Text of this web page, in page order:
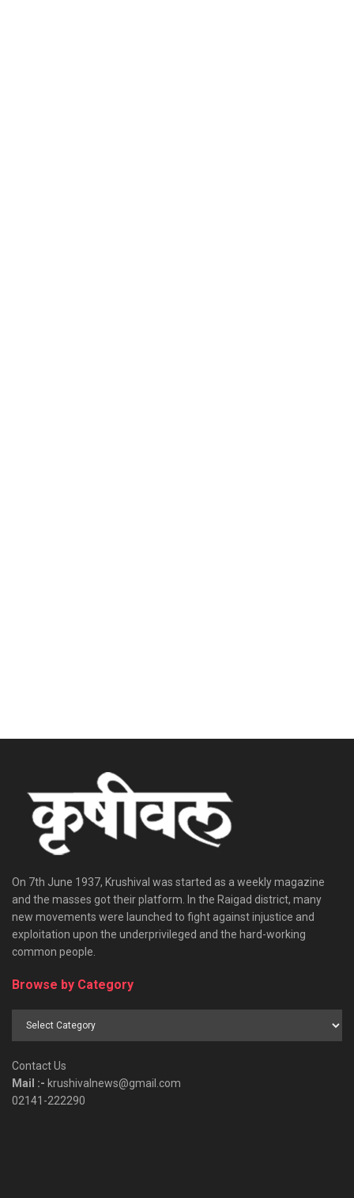
On 7th June 1937, Krushival was started as a weekly magazine
and the masses got their platform. In the Raigad district, many
new movements were launched to fight against injustice and
exploitation upon the underprivileged and the hard-working
common people.
Browse by Category
Contact Us
Mail :- krushivalnews@gmail.com
02141-222290